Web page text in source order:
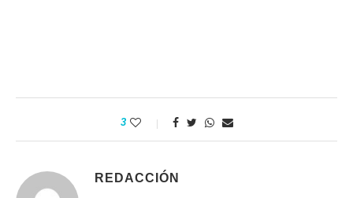
3
REDACCIÓN